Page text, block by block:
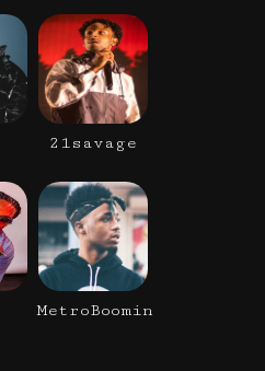
21savage
MetroBoomin